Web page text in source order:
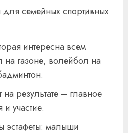
для семейных спортивных
интересна всем
на газоне, волейбол на
результате – главное
участие.
эстафеты: малыши